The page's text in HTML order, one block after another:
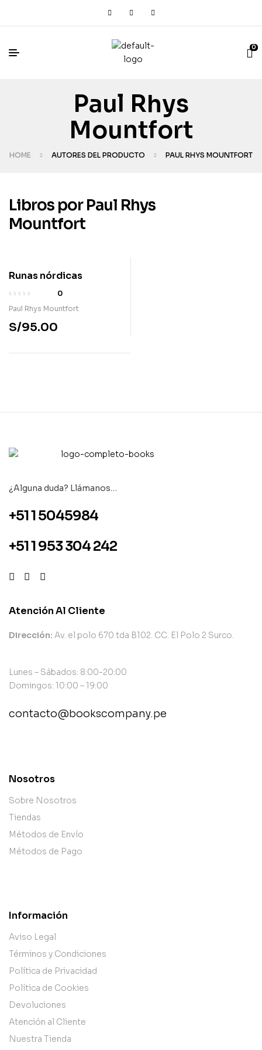
0
Paul Rhys
Mountfort
HOME AUTORES DEL PRODUCTO PAUL RHYS MOUNTFORT
Libros por Paul Rhys
Mountfort
Runas nórdicas
0
Paul Rhys Mountfort
S/95.00
¿Alguna duda? Llámanos…
+51 1 5045984
+51 1 953 304 242
Atención Al Cliente
Dirección: Av. el polo 670 tda B102. CC. El Polo 2 Surco.
Lunes – Sábados: 8:00-20:00
Domingos: 10:00 – 19:00
contacto@bookscompany.pe
Nosotros
Sobre Nosotros
Tiendas
Métodos de Envío
Métodos de Pago
Información
Aviso Legal
Términos y Condiciones
Política de Privacidad
Política de Cookies
Devoluciones
Atención al Cliente
Nuestra Tienda